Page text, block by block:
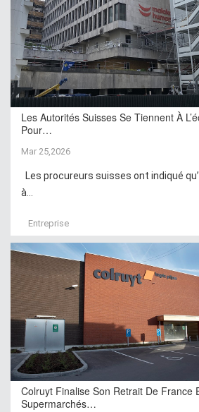
Les Autorités Suisses Se Tiennent À
Pour…
Mar 25,2026
Les procureurs suisses ont indiqué
à...
Entreprise
Colruyt Finalise Son Retrait De France
Supermarchés…